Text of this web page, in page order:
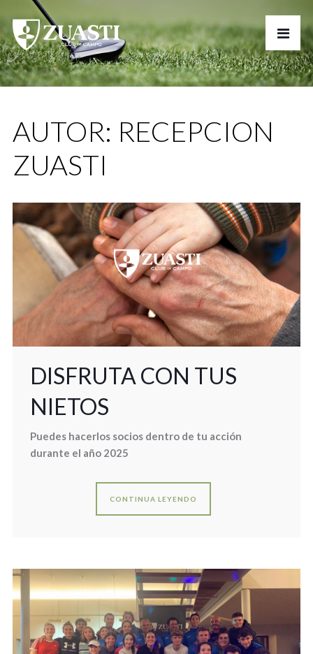
AUTOR: RECEPCION
ZUASTI
DISFRUTA CON TUS
NIETOS
Puedes hacerlos socios dentro de tu acción
durante el año 2025
CONTINUA LEYENDO